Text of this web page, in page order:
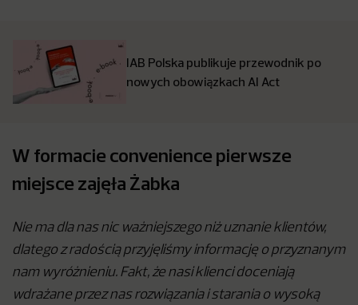
IAB Polska publikuje przewodnik po
nowych obowiązkach AI Act
W formacie convenience pierwsze
miejsce zajęła Żabka
Nie ma dla nas nic ważniejszego niż uznanie klientów,
dlatego z radością przyjęliśmy informację o przyznanym
nam wyróżnieniu. Fakt, że nasi klienci doceniają
wdrażane przez nas rozwiązania i starania o wysoką